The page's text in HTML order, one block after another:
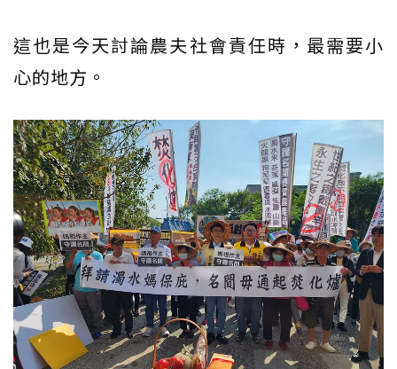
這也是今天討論農夫社會責任時，最需要小
心的地方。